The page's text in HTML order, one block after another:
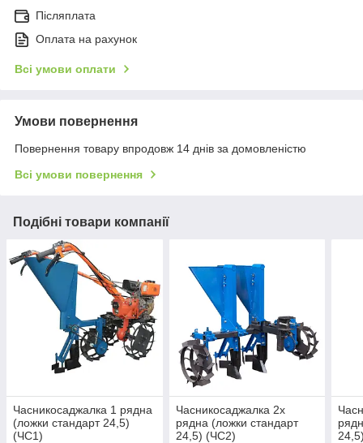
Післяплата
Оплата на рахунок
Всі умови оплати
Умови повернення
Повернення товару впродовж 14 днів за домовленістю
Всі умови повернення
Подібні товари компанії
Часникосаджалка 1 рядна
(ложки стандарт 24,5)
(ЧС1)
Часникосаджалка 2х
рядна (ложки стандарт
24,5) (ЧС2)